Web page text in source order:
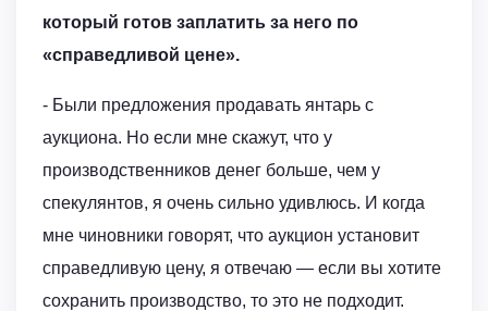
который готов заплатить за него по
«справедливой цене».
- Были предложения продавать янтарь с
аукциона. Но если мне скажут, что у
производственников денег больше, чем у
спекулянтов, я очень сильно удивлюсь. И когда
мне чиновники говорят, что аукцион установит
справедливую цену, я отвечаю — если вы хотите
сохранить производство, то это не подходит.